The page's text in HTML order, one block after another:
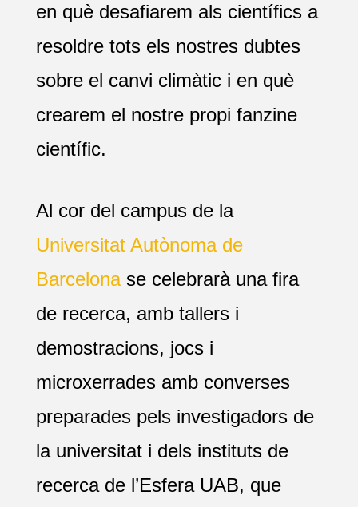
en què desafiarem als científics a
resoldre tots els nostres dubtes
sobre el canvi climàtic i en què
crearem el nostre propi fanzine
científic.
Al cor del campus de la
Universitat Autònoma de
Barcelonase celebrarà una fira
de recerca, amb tallers i
demostracions, jocs i
microxerrades amb converses
preparades pels investigadors de
la universitat i dels instituts de
recerca de l’Esfera UAB, que